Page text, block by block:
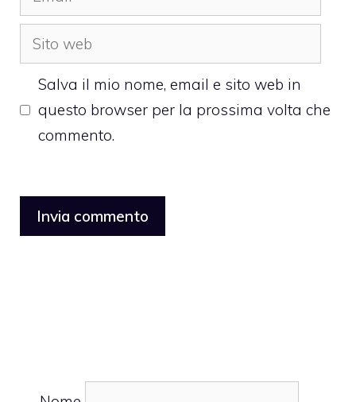
Sito
web
Salva il mio nome, email e sito web in
questo browser per la prossima volta che
commento.